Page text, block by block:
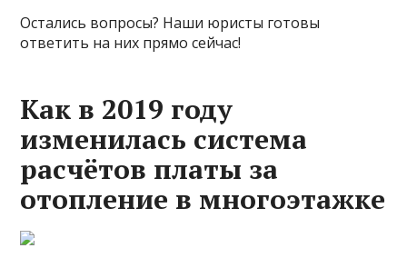
Остались вопросы? Наши юристы готовы
ответить на них прямо сейчас!
Как в 2019 году
изменилась система
расчётов платы за
отопление в многоэтажке